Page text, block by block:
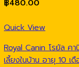
฿480.00
Quick View
Royal Canin โรยัล ค
เลี้ยงในบ้าน อายุ 10 เ